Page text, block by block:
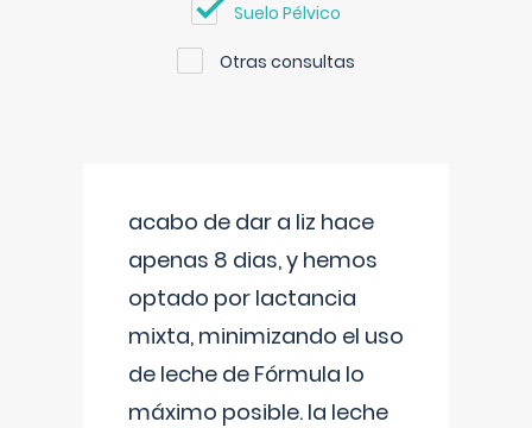
Suelo Pélvico
Otras consultas
acabo de dar a liz hace
apenas 8 dias, y hemos
optado por lactancia
mixta, minimizando el uso
de leche de Fórmula lo
máximo posible. la leche